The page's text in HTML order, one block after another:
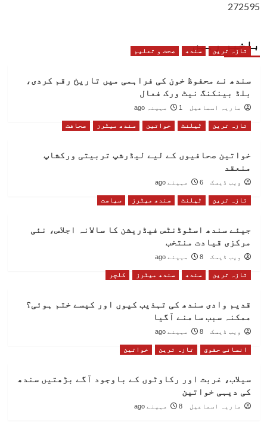
272595
باخبر رہیں
تازہ ترین سندھ صحت و تعلیم
سندھ نے محفوظ خون کی فراہمی میں تاریخ رقم کردی،
بلڈ بینکنگ نیٹ ورک فعال
ماریہ اسماعیل 1 مہینہ ago
تازہ ترین ٹیلنٹ خواتین سندھ میٹرز صحافت
خواتین صحافیوں کے لیے لیڈرشپ تربیتی ورکشاپ
منعقد
ویب ڈیسک 6 مہینے ago
تازہ ترین ٹیلنٹ سندھ میٹرز سیاست
جیئے سندھ اسٹوڈنٹس فیڈریشن کا سالانہ اجلاس، نئی
مرکزی قیادت منتخب
ویب ڈیسک 8 مہینے ago
تازہ ترین سندھ سندھ میٹرز کلچر
قدیم وادی سندھ کی تہذیب کیوں اور کیسے ختم ہوئی؟
ممکنہ سبب سامنے آگیا
ویب ڈیسک 8 مہینے ago
انسانی حقوق تازہ ترین خواتین
سیلاب، غربت اور رکاوٹوں کے باوجود آگے بڑھتیں سندھ
کی دیہی خواتین
ماریہ اسماعیل 8 مہینے ago